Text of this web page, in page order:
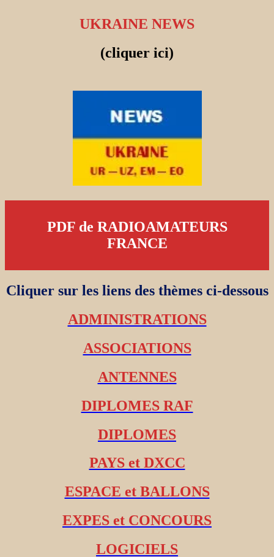
UKRAINE NEWS
(cliquer ici)
PDF de RADIOAMATEURS
FRANCE
Cliquer sur les liens des thèmes ci-dessous
ADMINISTRATIONS
ASSOCIATIONS
ANTENNES
DIPLOMES RAF
DIPLOMES
PAYS et DXCC
ESPACE et BALLONS
EXPES et CONCOURS
LOGICIELS